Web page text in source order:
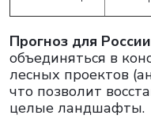
Прогноз для
объединяться в
лесных проектов
что позволит
целые ландшафты.